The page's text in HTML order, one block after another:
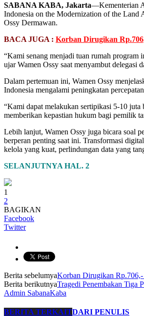
SABANA KABA, Jakarta—Kementerian
Indonesia on the Modernization of the
Ossy Dermawan.
BACA JUGA : Korban Dirugikan
“Kami senang menjadi tuan rumah program
ujar Wamen Ossy saat menyambut
Dalam pertemuan ini, Wamen Ossy
Indonesia mengalami peningkatan
“Kami dapat melakukan sertipikasi 5-10 juta
memberikan kepastian hukum bagi pemilik
Lebih lanjut, Wamen Ossy juga bicara soal
berperan penting saat ini. Transformasi
kelola yang kuat, perlindungan data yang
SELANJUTNYA HAL. 2
1
2
BAGIKAN
Facebook
Twitter
Berita sebelumyaKorban Dirugikan
Berita berikutnyaTragedi Penembakan Tiga
Admin SabanaKaba
BERITA TERKAITDARI PENULIS